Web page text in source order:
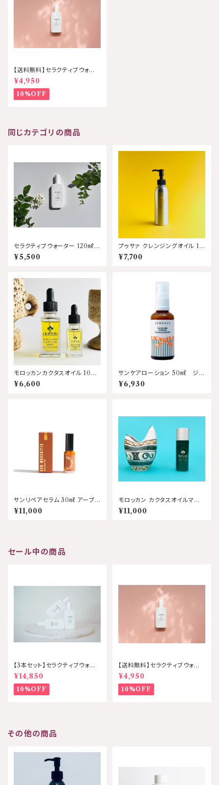
【送料無料】セラクティブウォータ
ー 120㎖ KIRI/キリ
¥4,950
10%OFF
同じカテゴリの商品
セラクティブウォーター 120㎖
KIRI /キリ
¥5,500
プゥサァ クレンジングオイル 15
0ml ダバブ
¥7,700
モロッカンカクタスオイル 10
㎖ ダバブ
¥6,600
サンケアローション 50㎖ ジャ
ネス
¥6,930
サンリペアセラム 30㎖ アーブ
アポセカリー
¥11,000
モロッカン カクタスオイルマス
ク 30㎖ ダバブ
¥11,000
セール中の商品
【3本セット】セラクティブウォー
ター120㎖ KIRI /キリ
¥14,850
10%OFF
【送料無料】セラクティブウォータ
ー 120㎖ KIRI/キリ
¥4,950
10%OFF
その他の商品